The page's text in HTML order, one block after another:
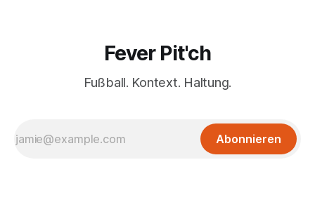
Fever Pit'ch
Fußball. Kontext. Haltung.
Abonnieren